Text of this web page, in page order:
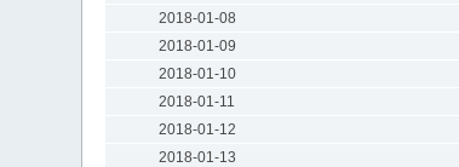
2018-01-08
2018-01-09
2018-01-10
2018-01-11
2018-01-12
2018-01-13